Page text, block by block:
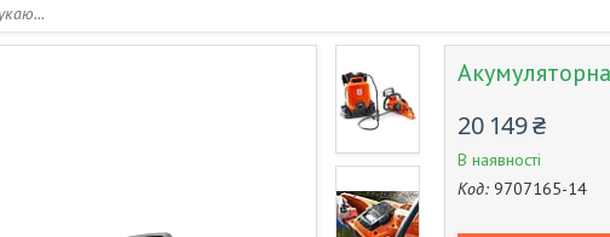
20 149 ₴
В наявності
Код: 9707165-14